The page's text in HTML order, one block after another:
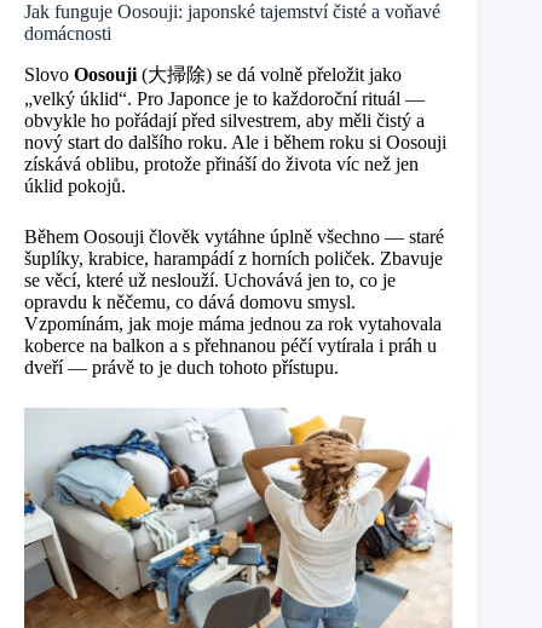
Jak funguje Oosouji: japonské tajemství čisté a voňavé
domácnosti
Slovo Oosouji (大掃除) se dá volně přeložit jako
„velký úklid“. Pro Japonce je to každoroční rituál —
obvykle ho pořádají před silvestrem, aby měli čistý a
nový start do dalšího roku. Ale i během roku si Oosouji
získává oblibu, protože přináší do života víc než jen
úklid pokojů.
Během Oosouji člověk vytáhne úplně všechno — staré
šuplíky, krabice, harampádí z horních poliček. Zbavuje
se věcí, které už neslouží. Uchovává jen to, co je
opravdu k něčemu, co dává domovu smysl.
Vzpomínám, jak moje máma jednou za rok vytahovala
koberce na balkon a s přehnanou péčí vytírala i práh u
dveří — právě to je duch tohoto přístupu.